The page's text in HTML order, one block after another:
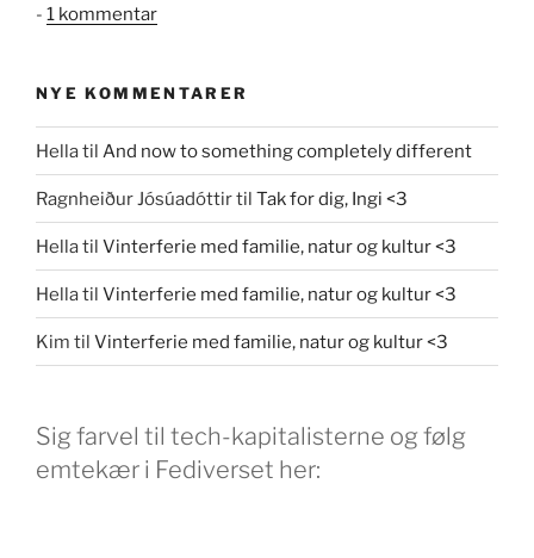
- 1 kommentartil
liv
og
så
man
skal
nå
:-)
NYE KOMMENTARER
Hellatil And now to something completely different
Ragnheiður Jósúadóttirtil Tak for dig, Ingi <3
Hellatil Vinterferie med familie, natur og kultur <3
Hellatil Vinterferie med familie, natur og kultur <3
Kim til Vinterferie med familie, natur og kultur <3
Sig farvel til tech-kapitalisterne og følg
emtekær i Fediverset her: